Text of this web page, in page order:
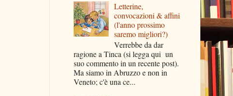
Letterine,
convocazioni & affini
(l'anno prossimo
saremo migliori?)
Verrebbe da dar
ragione a Tinca (si legga qui un
suo commento in un recente post).
Ma siamo in Abruzzo e non in
Veneto; c'è una ce...